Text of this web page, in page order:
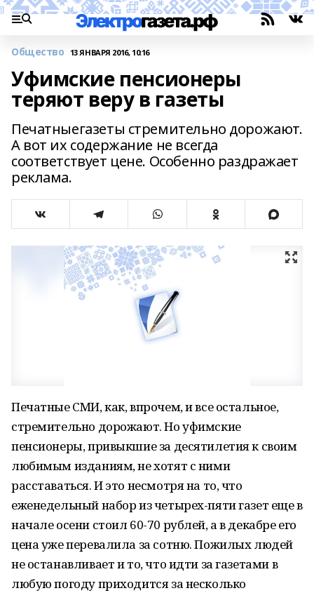
Общество 13 ЯНВАРЯ 2016, 10:16
Уфимские пенсионеры
теряют веру в газеты
Печатныегазеты стремительно дорожают.
А вот их содержание не всегда
соответствует цене. Особенно раздражает
реклама.
Печатные СМИ, как, впрочем, и все остальное,
стремительно дорожают. Но уфимские
пенсионеры, привыкшие за десятилетия к своим
любимым изданиям, не хотят с ними
расставаться. И это несмотря на то, что
еженедельный набор из четырех-пяти газет еще в
начале осени стоил 60-70 рублей, а в декабре его
цена уже перевалила за сотню. Пожилых людей
не останавливает и то, что идти за газетами в
любую погоду приходится за несколько